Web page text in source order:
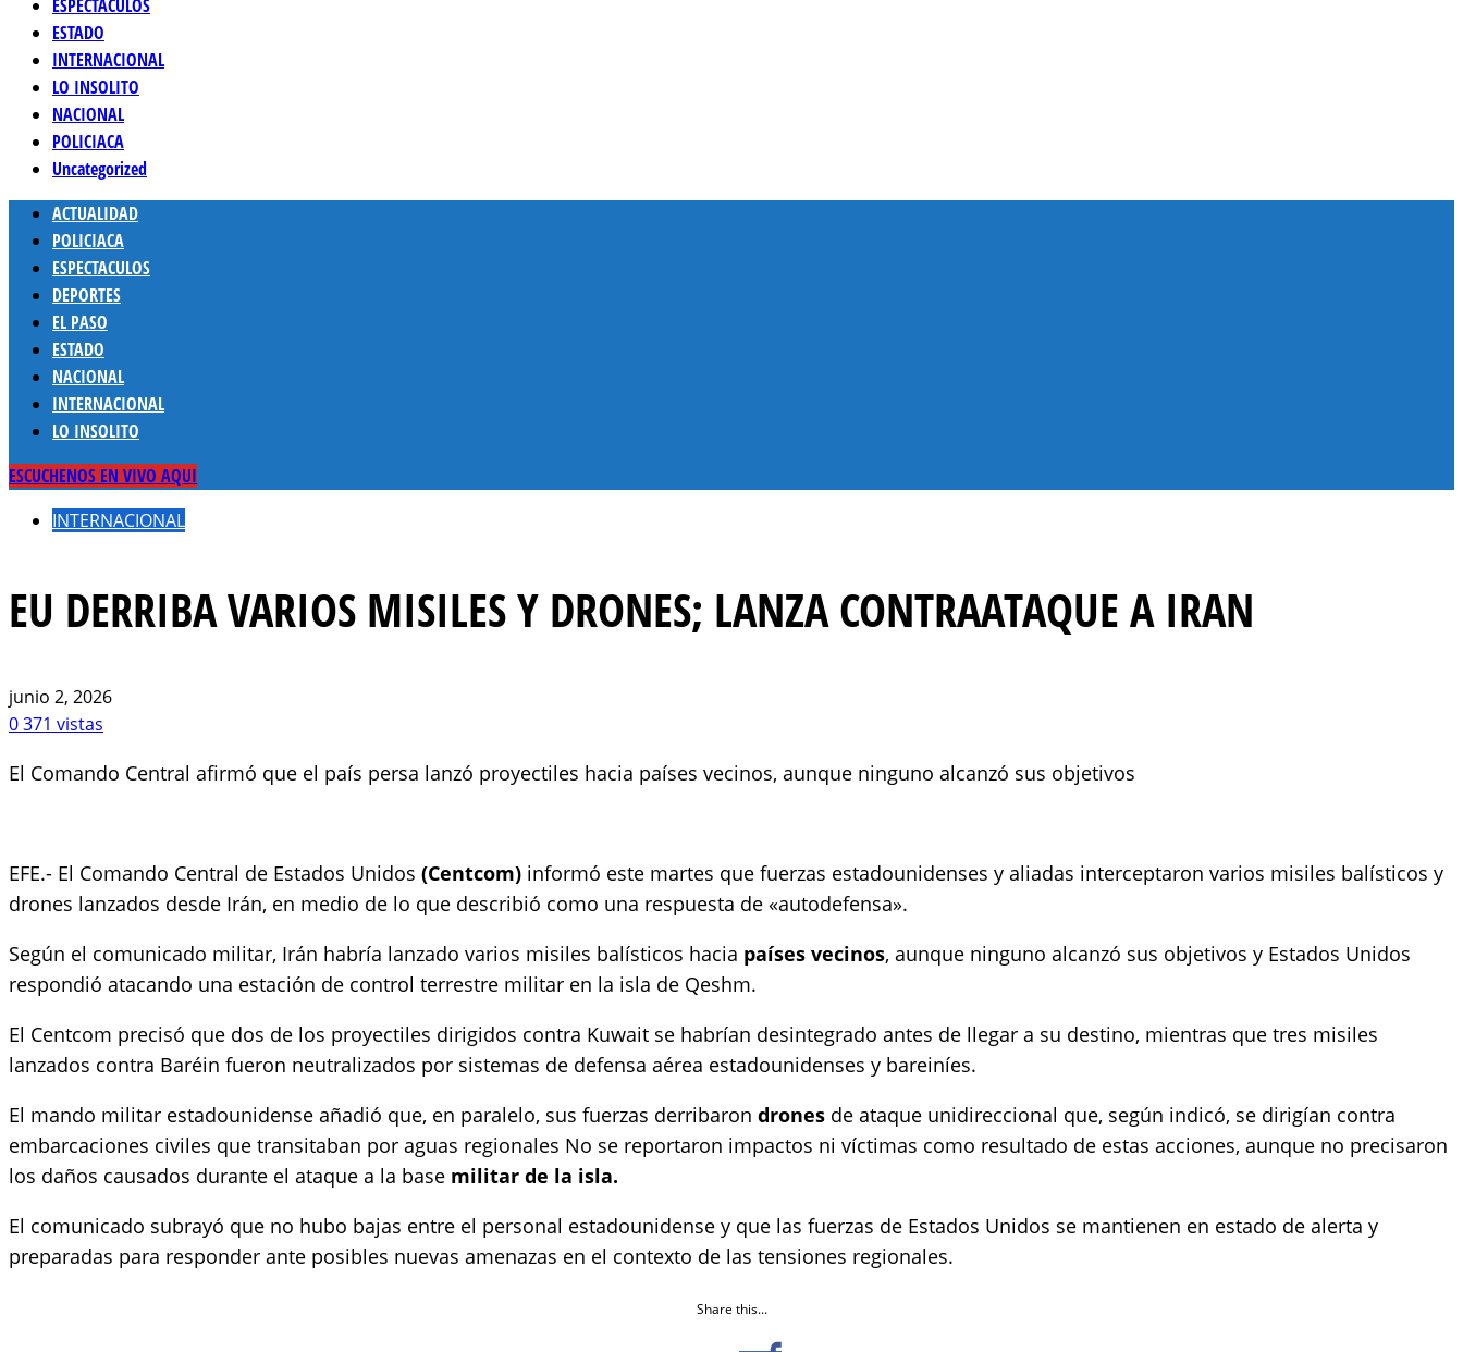
ESPECTACULOS
ESTADO
INTERNACIONAL
LO INSOLITO
NACIONAL
POLICIACA
Uncategorized
Menú
principal
ACTUALIDAD
POLICIACA
ESPECTACULOS
DEPORTES
EL PASO
ESTADO
NACIONAL
INTERNACIONAL
LO INSOLITO
ESCUCHENOS EN VIVO AQUI
INTERNACIONAL
EU DERRIBA VARIOS MISILES Y DRONES; LANZA CONTRAATAQUE A IRAN
junio 2, 2026
0371 vistas
El Comando Central afirmó que el país persa lanzó proyectiles hacia países vecinos, aunque ninguno alcanzó sus objetivos
EFE.- El Comando Central de Estados Unidos (Centcom) informó este martes que fuerzas estadounidenses y aliadas interceptaron varios misiles balísticos y
drones lanzados desde Irán, en medio de lo que describió como una respuesta de «autodefensa».
Según el comunicado militar, Irán habría lanzado varios misiles balísticos hacia países vecinos, aunque ninguno alcanzó sus objetivos y Estados Unidos
respondió atacando una estación de control terrestre militar en la isla de Qeshm.
El Centcom precisó que dos de los proyectiles dirigidos contra Kuwait se habrían desintegrado antes de llegar a su destino, mientras que tres misiles
lanzados contra Baréin fueron neutralizados por sistemas de defensa aérea estadounidenses y bareiníes.
El mando militar estadounidense añadió que, en paralelo, sus fuerzas derribaron drones de ataque unidireccional que, según indicó, se dirigían contra
embarcaciones civiles que transitaban por aguas regionales No se reportaron impactos ni víctimas como resultado de estas acciones, aunque no precisaron
los daños causados durante el ataque a la base militar de la isla.
El comunicado subrayó que no hubo bajas entre el personal estadounidense y que las fuerzas de Estados Unidos se mantienen en estado de alerta y
preparadas para responder ante posibles nuevas amenazas en el contexto de las tensiones regionales.
Share this...